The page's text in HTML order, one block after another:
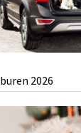
2026